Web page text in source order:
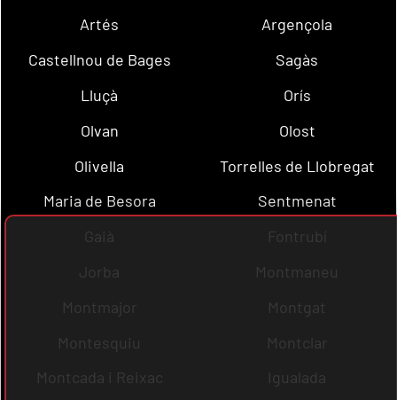
Artés
Argençola
Castellnou de Bages
Sagàs
Lluçà
Orís
Olvan
Olost
Olivella
Torrelles de Llobregat
Maria de Besora
Sentmenat
Gaià
Fontrubí
Jorba
Montmaneu
Montmajor
Montgat
Montesquiu
Montclar
Montcada i Reixac
Igualada